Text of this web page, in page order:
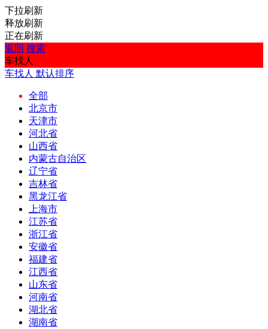
下拉刷新
释放刷新
正在刷新
返回 搜索
车找人
车找人 默认排序
全部
北京市
天津市
河北省
山西省
内蒙古自治区
辽宁省
吉林省
黑龙江省
上海市
江苏省
浙江省
安徽省
福建省
江西省
山东省
河南省
湖北省
湖南省